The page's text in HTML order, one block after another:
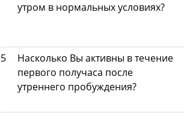
утром в нормальных условиях?
5
Насколько Вы активны в течение
первого получаса после
утреннего пробуждения?